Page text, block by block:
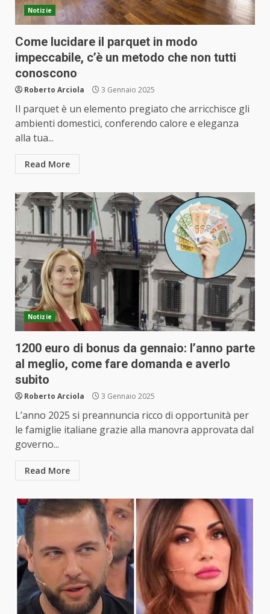
Notizie
Come lucidare il parquet in modo
impeccabile, c’è un metodo che non tutti
conoscono
Roberto Arciola 3 Gennaio 2025
Il parquet è un elemento pregiato che arricchisce gli
ambienti domestici, conferendo calore e eleganza
alla tua...
Read More
Notizie
1200 euro di bonus da gennaio: l’anno parte
al meglio, come fare domanda e averlo
subito
Roberto Arciola 3 Gennaio 2025
L’anno 2025 si preannuncia ricco di opportunità per
le famiglie italiane grazie alla manovra approvata dal
governo...
Read More